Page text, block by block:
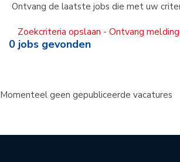
Ontvang de laatste jobs die met uw
Zoekcriteria opslaan - Ontvang
0 jobs gevonden
Momenteel geen gepubliceerde vacatures